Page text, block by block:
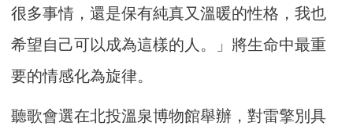
很多事情，還是保有純真又溫暖的性格，我也
希望自己可以成為這樣的人。」將生命中最重
要的情感化為旋律。
聽歌會選在北投溫泉博物館舉辦，對雷擎別具